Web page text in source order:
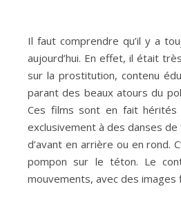
Il faut comprendre qu’il y a
aujourd’hui. En effet, il était
sur la prostitution, contenu
parant des beaux atours du
Ces films sont en fait hérités
exclusivement à des danses
d’avant en arrière ou en rond.
pompon sur le téton. Le
mouvements, avec des